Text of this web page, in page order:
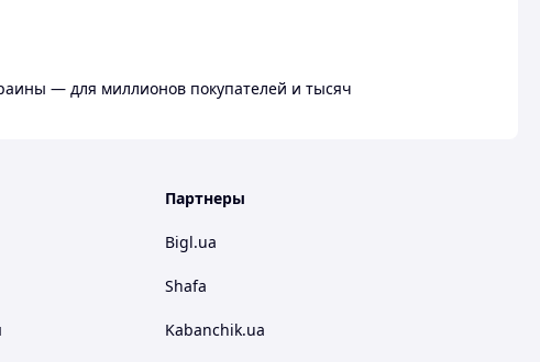
— для миллионов покупателей и тысяч
Партнеры
Bigl.ua
Shafa
Kabanchik.ua